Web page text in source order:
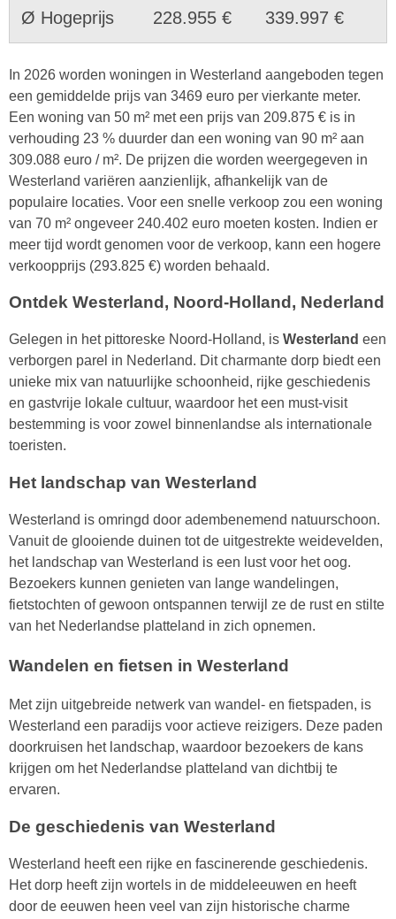
Ø Hogeprijs 228.955 € 339.997 €
In 2026 worden woningen in Westerland aangeboden tegen
een gemiddelde prijs van 3469 euro per vierkante meter.
Een woning van 50 m² met een prijs van 209.875 € is in
verhouding 23 % duurder dan een woning van 90 m² aan
309.088 euro / m². De prijzen die worden weergegeven in
Westerland variëren aanzienlijk, afhankelijk van de
populaire locaties. Voor een snelle verkoop zou een woning
van 70 m² ongeveer 240.402 euro moeten kosten. Indien er
meer tijd wordt genomen voor de verkoop, kann een hogere
verkoopprijs (293.825 €) worden behaald.
Ontdek Westerland, Noord-Holland, Nederland
Gelegen in het pittoreske Noord-Holland, is Westerland een
verborgen parel in Nederland. Dit charmante dorp biedt een
unieke mix van natuurlijke schoonheid, rijke geschiedenis
en gastvrije lokale cultuur, waardoor het een must-visit
bestemming is voor zowel binnenlandse als internationale
toeristen.
Het landschap van Westerland
Westerland is omringd door adembenemend natuurschoon.
Vanuit de glooiende duinen tot de uitgestrekte weidevelden,
het landschap van Westerland is een lust voor het oog.
Bezoekers kunnen genieten van lange wandelingen,
fietstochten of gewoon ontspannen terwijl ze de rust en stilte
van het Nederlandse platteland in zich opnemen.
Wandelen en fietsen in Westerland
Met zijn uitgebreide netwerk van wandel- en fietspaden, is
Westerland een paradijs voor actieve reizigers. Deze paden
doorkruisen het landschap, waardoor bezoekers de kans
krijgen om het Nederlandse platteland van dichtbij te
ervaren.
De geschiedenis van Westerland
Westerland heeft een rijke en fascinerende geschiedenis.
Het dorp heeft zijn wortels in de middeleeuwen en heeft
door de eeuwen heen veel van zijn historische charme